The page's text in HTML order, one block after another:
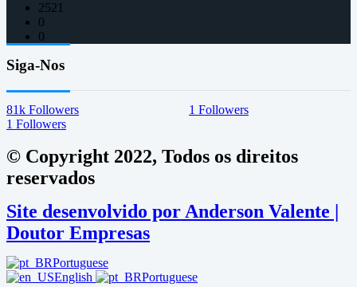
2521
0
0
Siga-Nos
81k Followers 1 Followers
1 Followers
© Copyright 2022, Todos os direitos
reservados
Site desenvolvido por Anderson Valente |
Doutor Empresas
Portuguese
English
Portuguese